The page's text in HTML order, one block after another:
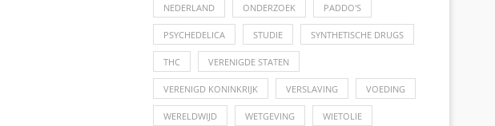
NEDERLAND ONDERZOEK PADDO'S
PSYCHEDELICA STUDIE SYNTHETISCHE DRUGS
THC VERENIGDE STATEN
VERENIGD KONINKRIJK VERSLAVING VOEDING
WERELDWIJD WETGEVING WIETOLIE